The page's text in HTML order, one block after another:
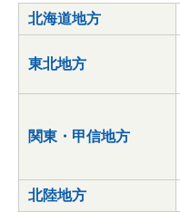
北海道地方
東北地方
関東・甲信地方
北陸地方